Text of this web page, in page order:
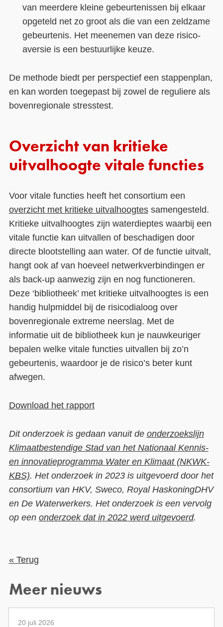
van meerdere kleine gebeurtenissen bij elkaar
opgeteld net zo groot als die van een zeldzame
gebeurtenis. Het meenemen van deze risico-
aversie is een bestuurlijke keuze.
De methode biedt per perspectief een stappenplan,
en kan worden toegepast bij zowel de reguliere als
bovenregionale stresstest.
Overzicht van kritieke
uitvalhoogte vitale functies
Voor vitale functies heeft het consortium een
overzicht met kritieke uitvalhoogtessamengesteld.
Kritieke uitvalhoogtes zijn waterdieptes waarbij een
vitale functie kan uitvallen of beschadigen door
directe blootstelling aan water. Of de functie uitvalt,
hangt ook af van hoeveel netwerkverbindingen er
als back-up aanwezig zijn en nog functioneren.
Deze ‘bibliotheek’ met kritieke uitvalhoogtes is een
handig hulpmiddel bij de risicodialoog over
bovenregionale extreme neerslag. Met de
informatie uit de bibliotheek kun je nauwkeuriger
bepalen welke vitale functies uitvallen bij zo’n
gebeurtenis, waardoor je de risico’s beter kunt
afwegen.
Download het rapport
Dit onderzoek is gedaan vanuit de onderzoekslijn
Klimaatbestendige Stad van het Nationaal Kennis-
en innovatieprogramma Water en Klimaat (NKWK-
KBS). Het onderzoek in 2023 is uitgevoerd door het
consortium van HKV, Sweco, Royal HaskoningDHV
en De Waterwerkers. Het onderzoek is een vervolg
op een onderzoek dat in 2022 werd uitgevoerd.
« Terug
Meer nieuws
20 juli 2026